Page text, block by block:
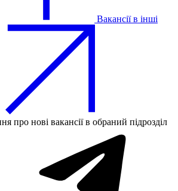
Вакансії в інші
про нові вакансії в обраний підрозділ